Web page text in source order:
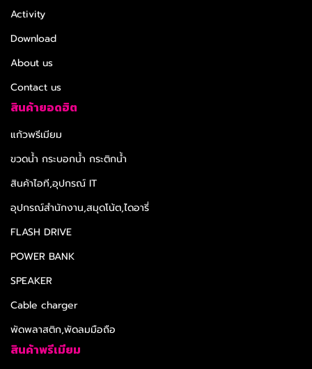
Activity
Download
About us
Contact us
สินค้ายอดฮิต
แก้วพรีเมียม
ขวดน้ำ กระบอกน้ำ กระติกน้ำ
สินค้าไอที,อุปกรณ์ IT
อุปกรณ์สำนักงาน,สมุดโน้ต,ไดอารี่
FLASH DRIVE
POWER BANK
SPEAKER
Cable charger
พัดพลาสติก,พัดลมมือถือ
สินค้าพรีเมียม